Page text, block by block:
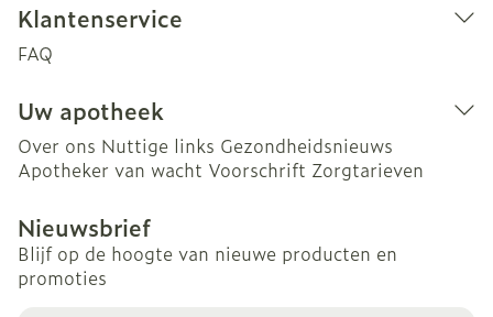
Klantenservice
FAQ
Uw apotheek
Over ons Nuttige links Gezondheidsnieuws
Apotheker van wacht Voorschrift Zorgtarieven
Nieuwsbrief
Blijf op de hoogte van nieuwe producten en
promoties